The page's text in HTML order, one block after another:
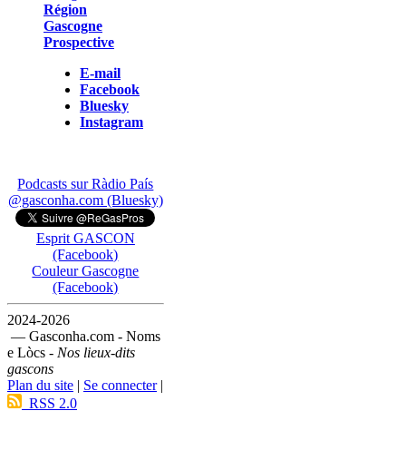
Région
Gascogne
Prospective
E-mail
Facebook
Bluesky
Instagram
Podcasts sur Ràdio País
@gasconha.com (Bluesky)
Esprit GASCON
(Facebook)
Couleur Gascogne
(Facebook)
2024-2026
— Gasconha.com - Noms
e Lòcs - Nos lieux-dits
gascons
Plan du site | Se connecter|
RSS 2.0